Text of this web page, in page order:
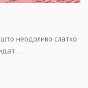
неодоливо слатко
...